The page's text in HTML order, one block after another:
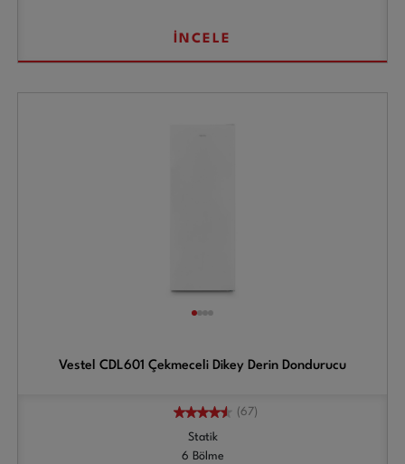
İNCELE
Vestel CDL601 Çekmeceli Dikey Derin Dondurucu
(67)
Statik
6 Bölme